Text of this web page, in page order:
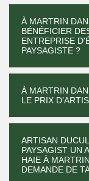
À MARTRIN
BÉNÉFICIER
ENTREPRISE
PAYSAGISTE ?
À MARTRIN
LE PRIX
ARTISAN
PAYSAGIST UN
HAIE À
DEMANDE DE